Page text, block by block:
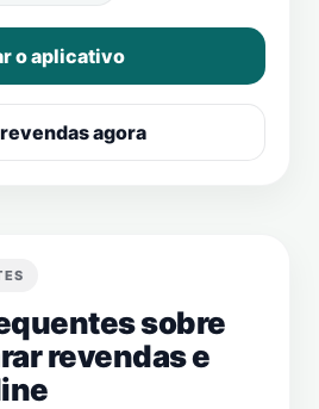
o aplicativo
agora
sobre
revendas e